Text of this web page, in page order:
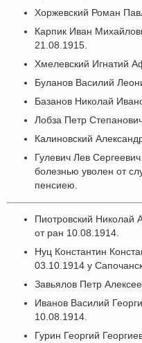
Хоржевский Роман
Карпик Иван
21.08.1915.
Хмелевский Игнатий
Буланов Василий
Базанов Николай
Лобза Петр
Калиновский
Гулевич Лев
болезнью уволен от
пенсиею.
Пиотровский Николай
от ран 10.08.1914.
Нуц Константин
03.10.1914 у
Завьялов Петр
Иванов Василий
10.08.1914.
Гурин Георгий